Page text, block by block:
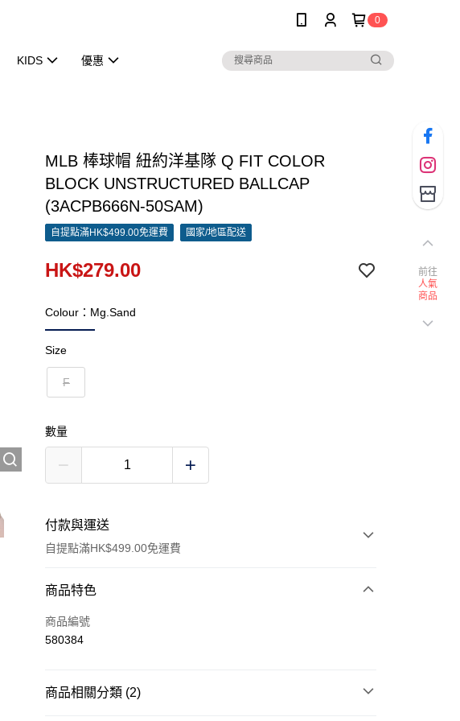
0
KIDS 優惠
MLB 棒球帽 紐約洋基隊 Q FIT COLOR
BLOCK UNSTRUCTURED BALLCAP
(3ACPB666N-50SAM)
自提點滿HK$499.00免運費 國家/地區配送
HK$279.00
Colour：Mg.Sand
Size
F
數量
付款與運送
自提點滿HK$499.00免運費
付款方式
信用卡
商品特色
商品編號
580384
商品相關分類 (2)
前往
人氣
商品